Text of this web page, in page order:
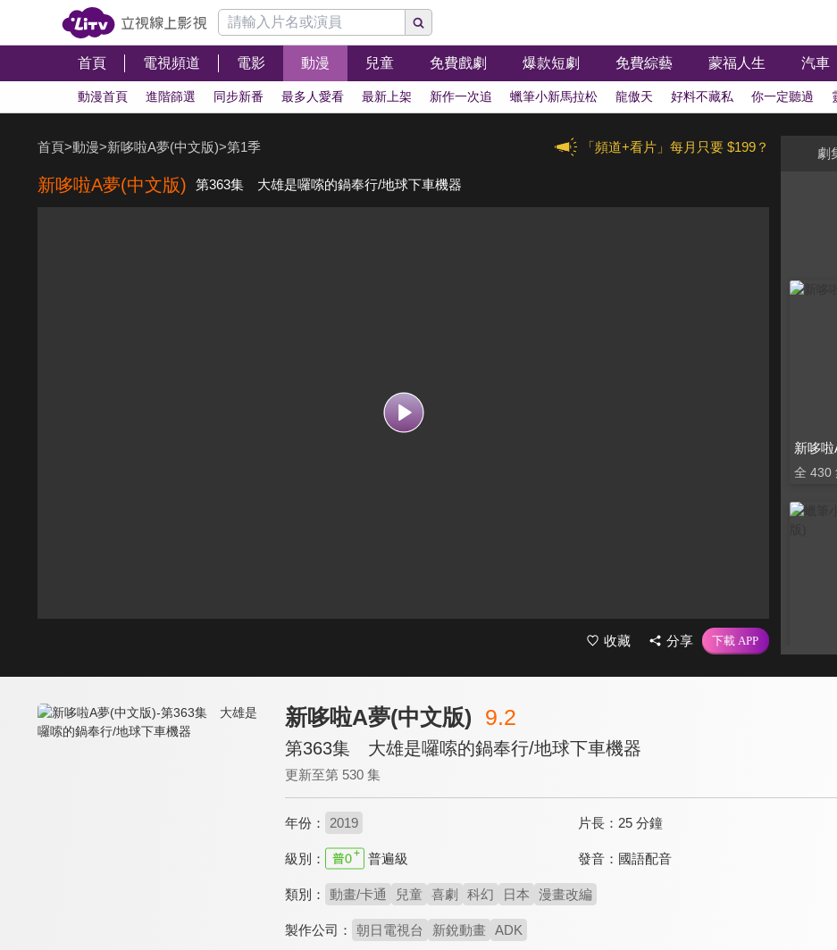
首頁 電視頻道 電影 動漫 兒童 免費戲劇 爆款短劇 免費綜藝 蒙福人生 汽車
動漫首頁 進階篩選 同步新番 最多人愛看 最新上架 新作一次追 蠟筆小新馬拉松 龍傲天 好料不藏私 你一定聽過
「頻道+看片」每月只要 $199？
首頁>動漫>新哆啦A夢(中文版)>第1季
新哆啦A夢(中文版) 第363集 大雄是囉嗦的鍋奉行/地球下車機器
收藏 分享
劇
新哆
全 430
新哆啦A夢(中文版) 9.2
第363集 大雄是囉嗦的鍋奉行/地球下車機器
更新至第 530 集
年份： 2019 片長： 25 分鐘
級別： 普遍級 發音： 國語配音
類別： 動畫/卡通 兒童 喜劇 科幻 日本 漫畫改編
製作公司： 朝日電視台 新銳動畫 ADK